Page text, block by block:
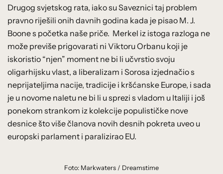
Drugog svjetskog rata, iako su Saveznici taj problem
pravno riješili onih davnih godina kada je pisao M. J.
Boone s početka naše priče. Merkel iz istoga razloga ne
može previše prigovarati ni Viktoru Orbanu koji je
iskoristio “njen” moment ne bi li učvrstio svoju
oligarhijsku vlast, a liberalizam i Sorosa izjednačio s
neprijateljima nacije, tradicije i kršćanske Europe, i sada
je u novome naletu ne bi li u sprezi s vladom u Italiji i još
ponekom strankom iz kolekcije populističke nove
desnice što više članova novih desnih pokreta uveo u
europski parlament i paralizirao EU.
Foto: Markwaters / Dreamstime